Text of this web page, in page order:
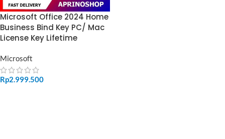
Microsoft Office 2024 Home
Business Bind Key PC/ Mac
License Key Lifetime
Microsoft
Rp2.999.500